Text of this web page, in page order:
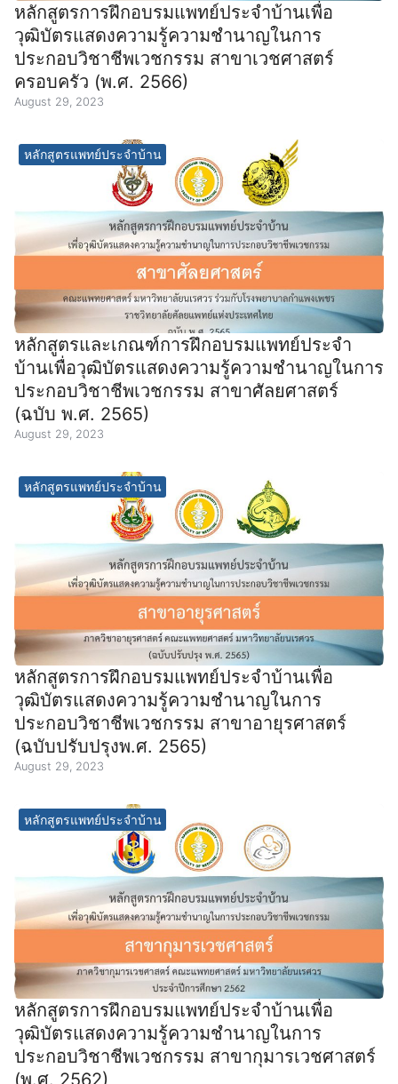
หลักสูตรการฝึกอบรมแพทย์ประจำบ้านเพื่อ
วุฒิบัตรแสดงความรู้ความชำนาญในการ
ประกอบวิชาชีพเวชกรรม สาขาเวชศาสตร์
ครอบครัว (พ.ศ. 2566)
August 29, 2023
หลักสูตรแพทย์ประจำบ้าน
หลักสูตรและเกณฑ์การฝึกอบรมแพทย์ประจำ
บ้านเพื่อวุฒิบัตรแสดงความรู้ความชำนาญในการ
ประกอบวิชาชีพเวชกรรม สาขาศัลยศาสตร์
(ฉบับ พ.ศ. 2565)
August 29, 2023
หลักสูตรแพทย์ประจำบ้าน
หลักสูตรการฝึกอบรมแพทย์ประจำบ้านเพื่อ
วุฒิบัตรแสดงความรู้ความชำนาญในการ
ประกอบวิชาชีพเวชกรรม สาขาอายุรศาสตร์
(ฉบับปรับปรุงพ.ศ. 2565)
August 29, 2023
หลักสูตรแพทย์ประจำบ้าน
หลักสูตรการฝึกอบรมแพทย์ประจำบ้านเพื่อ
วุฒิบัตรแสดงความรู้ความชำนาญในการ
ประกอบวิชาชีพเวชกรรม สาขากุมารเวชศาสตร์
(พ.ศ. 2562)